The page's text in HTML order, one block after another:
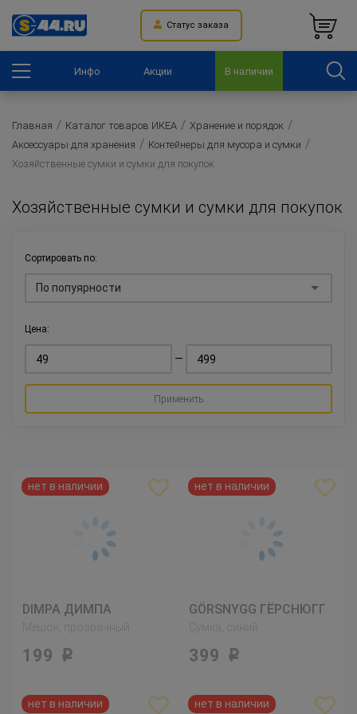
Статус заказа
Инфо Акции В наличии
Главная Каталог товаров ИКЕА
Хранение и порядок
Аксессуары для хранения
Контейнеры для мусора и сумки
Хозяйственные сумки и сумки для покупок
Хозяйственные сумки и сумки для покупок
Сортировать по:
По попуярности
Цена:
—
Применить
DIMPA ДИМПА
199 Р
GÖRSNYGG ГЁРСНЮГГ
399 Р